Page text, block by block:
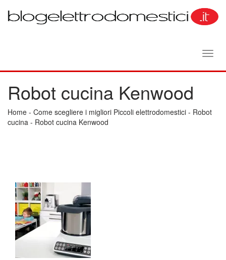
Robot cucina Kenwood
Home - Come scegliere i migliori Piccoli elettrodomestici - Robot
cucina - Robot cucina Kenwood